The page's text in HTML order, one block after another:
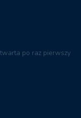
po raz pierwszy